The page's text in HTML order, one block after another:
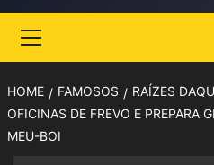
Menu
HOME FAMOSOS
RAÍZES
OFICINAS DE FREVO E PREPARA
MEU-BOI